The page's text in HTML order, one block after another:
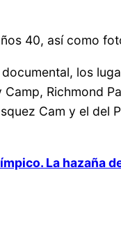
40, así como
los
Richmond
Cam y el del
La hazaña